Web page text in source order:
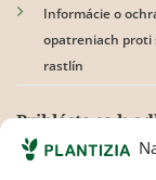
Informácie o
opatreniach proti
rastlín
Prihláste sa k